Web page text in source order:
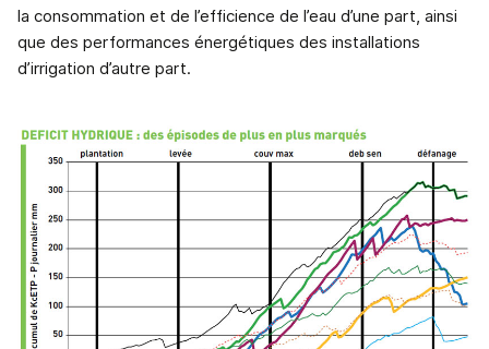
la consommation et de l’efficience de l’eau d’une part, ainsi
que des performances énergétiques des installations
d’irrigation d’autre part.